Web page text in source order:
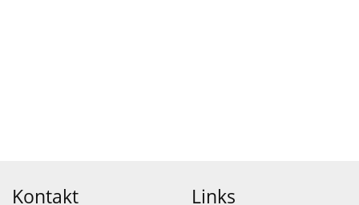
Kontakt Links